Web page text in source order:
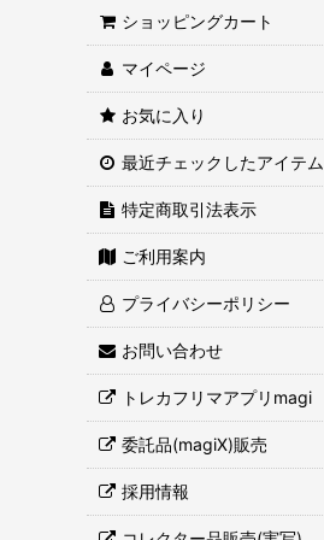
ショッピングカート
マイページ
お気に入り
最近チェックしたアイテム
特定商取引法表示
ご利用案内
プライバシーポリシー
お問い合わせ
トレカフリマアプリmagi
委託品(magiX)販売
採用情報